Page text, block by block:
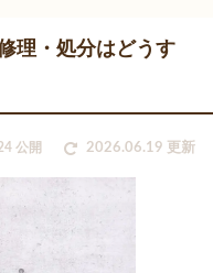
理・処分はどうす
公開 2026.06.19 更新